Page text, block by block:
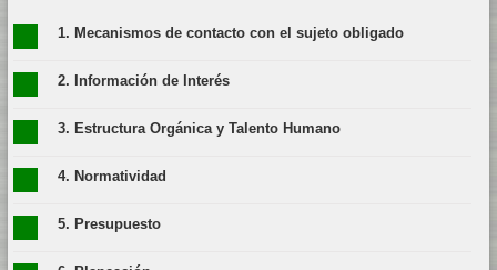
1. Mecanismos de contacto con el sujeto obligado
2. Información de Interés
3. Estructura Orgánica y Talento Humano
4. Normatividad
5. Presupuesto